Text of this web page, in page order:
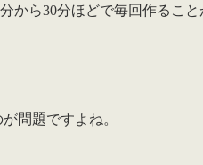
から30分ほどで毎回作ること
問題ですよね。